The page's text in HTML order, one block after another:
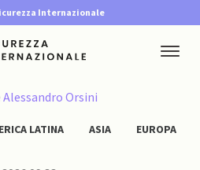
Internazionale
Alessandro Orsini
LATINA ASIA EUROPA